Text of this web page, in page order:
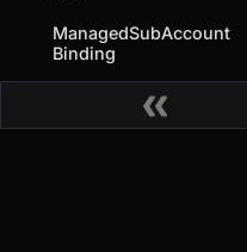
ManagedSubAccount
Binding